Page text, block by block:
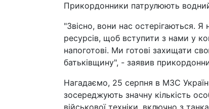
Прикордонники патрулюють
"Звісно, вони нас остерігаються.
ресурсів, щоб вступити з нами у
напоготові. Ми готові захищати
батьківщину", - заявив
Нагадаємо, 25 серпня в МЗС
зосереджують значну кількість
військової техніки, включно з